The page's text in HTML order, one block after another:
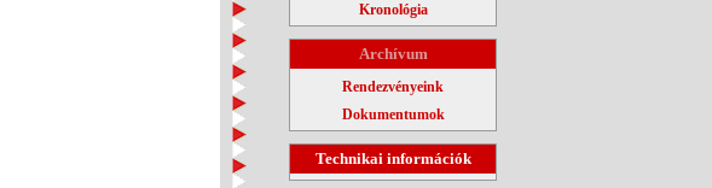
Kronológia
Archívum
Rendezvényeink
Dokumentumok
Technikai információk